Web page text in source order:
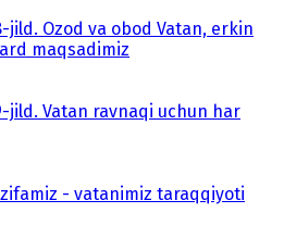
jild. Ozod va obod Vatan, erkin
maqsadimiz
jild. Vatan ravnaqi uchun har
- vatanimiz taraqqiyoti